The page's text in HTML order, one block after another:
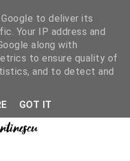
to deliver its
Your IP address and
along with
to ensure quality of
and to detect and
GOT IT